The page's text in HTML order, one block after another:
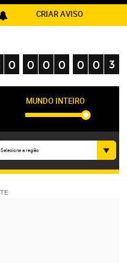
CRIAR AVISO
MUNDO INTEIRO
Selecione a região